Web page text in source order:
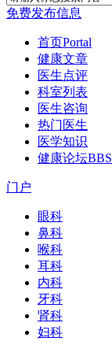
免费发布信息
首页Portal
健康文章
医生点评
科室列表
医生咨询
热门医生
医学知识
健康论坛BBS
门户
眼科
鼻科
喉科
耳科
内科
牙科
肾科
妇科